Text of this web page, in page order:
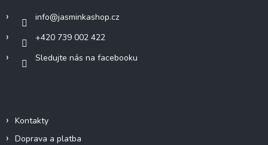
info@jasminkashop.cz
+420 739 002 422
Sledujte nás na facebooku
Kontakty
Doprava a platba